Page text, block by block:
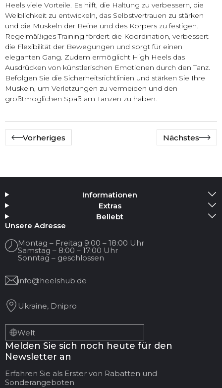
Heels viele Vorteile. Es hilft, die Haltung zu verbessern, die
Weiblichkeit zu entwickeln, das Selbstvertrauen zu stärken
und die Muskeln der Beine und des Körpers zu festigen.
Regelmäßiges Training fördert die Koordination, verbessert
die Flexibilität der Bewegungen und sorgt für einen
eleganten Gang. Zudem ermöglicht High Heels das
Ausdrücken von künstlerischen Emotionen durch den Tanz.
Befolgen Sie die Sicherheitsrichtlinien und stärken Sie Ihre
Muskeln, um Verletzungen zu vermeiden und den
größtmöglichen Spaß am Tanzen zu haben.
Vorheriges Nächstes
Informationen
Extras
Beliebt
Unsere Adresse
Montag – Freitag 9:00 – 18:00 Uhr
Samstag – 8:00 – 17:00 Uhr
Sonntag – geschlossen
info@heelshub.de
Ukraine, Dnipro
Welt
Melden Sie sich noch heute für den
Newsletter an
Erfahren Sie als Erster von Rabatten und
Sonderangeboten